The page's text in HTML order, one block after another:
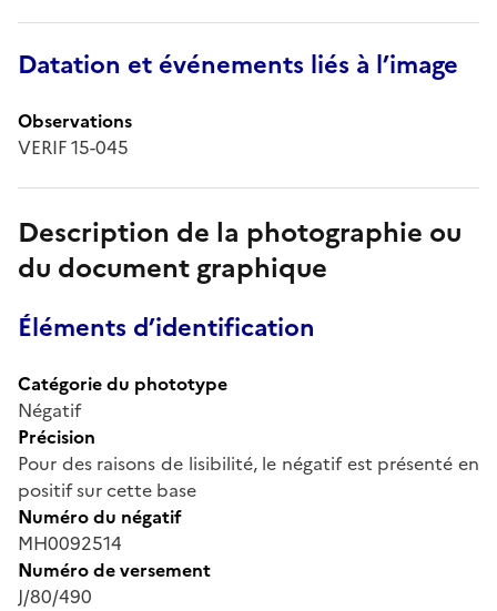
Datation et événements liés à l’image
Observations
VERIF 15-045
Description de la photographie ou
du document graphique
Éléments d’identification
Catégorie du phototype
Négatif
Précision
Pour des raisons de lisibilité, le négatif est présenté en
positif sur cette base
Numéro du négatif
MH0092514
Numéro de versement
J/80/490